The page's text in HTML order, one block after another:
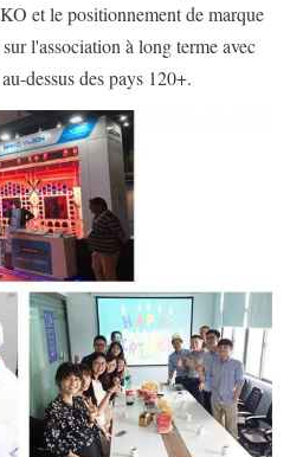
et le positionnement de marque
l'association à long terme avec
dessus des pays 120+.